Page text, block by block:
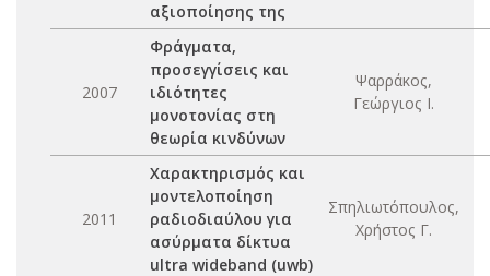
αξιοποίησης της
2007
Φράγματα,
προσεγγίσεις και
ιδιότητες
μονοτονίας στη
θεωρία κινδύνων
Ψαρράκος,
Γεώργιος Ι.
2011
Χαρακτηρισμός και
μοντελοποίηση
ραδιοδιαύλου για
ασύρματα δίκτυα
ultra wideband (uwb)
Σπηλιωτόπουλος,
Χρήστος Γ.